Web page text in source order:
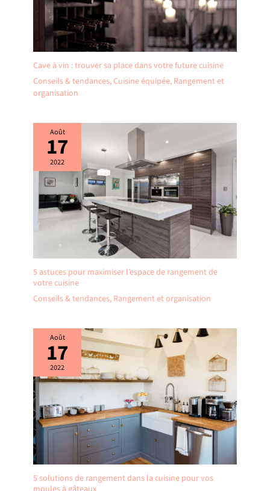
Cave à vin : trouver sa place dans votre future cuisine
Conseils & tendances,Cuisine équipée, Rangement et
organisation
Août
17
2022
5 astuces pour maximiser l’espace de rangement de
votre cuisine
Conseils & tendances, Rangement et organisation
Août
17
2022
5 solutions de rangement dans la cuisine pour vos